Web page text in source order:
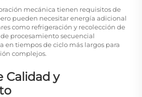
mecánica tienen requisitos de
pueden necesitar energía adicional
como refrigeración y recolección de
procesamiento secuencial
en tiempos de ciclo más largos para
complejos.
Calidad y